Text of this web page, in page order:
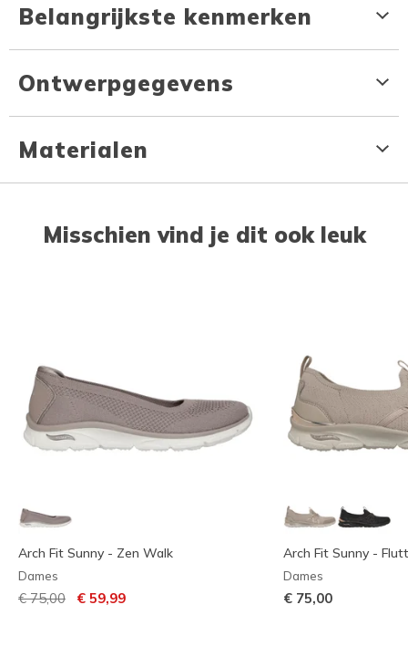
Belangrijkste kenmerken
Ontwerpgegevens
Materialen
Misschien vind je dit ook leuk
Arch Fit Sunny - Zen Walk
Dames
Prijs verlaagd van
€ 75,00 naar
€ 59,99
Arch Fit Sunny -
Dames
€ 75,00